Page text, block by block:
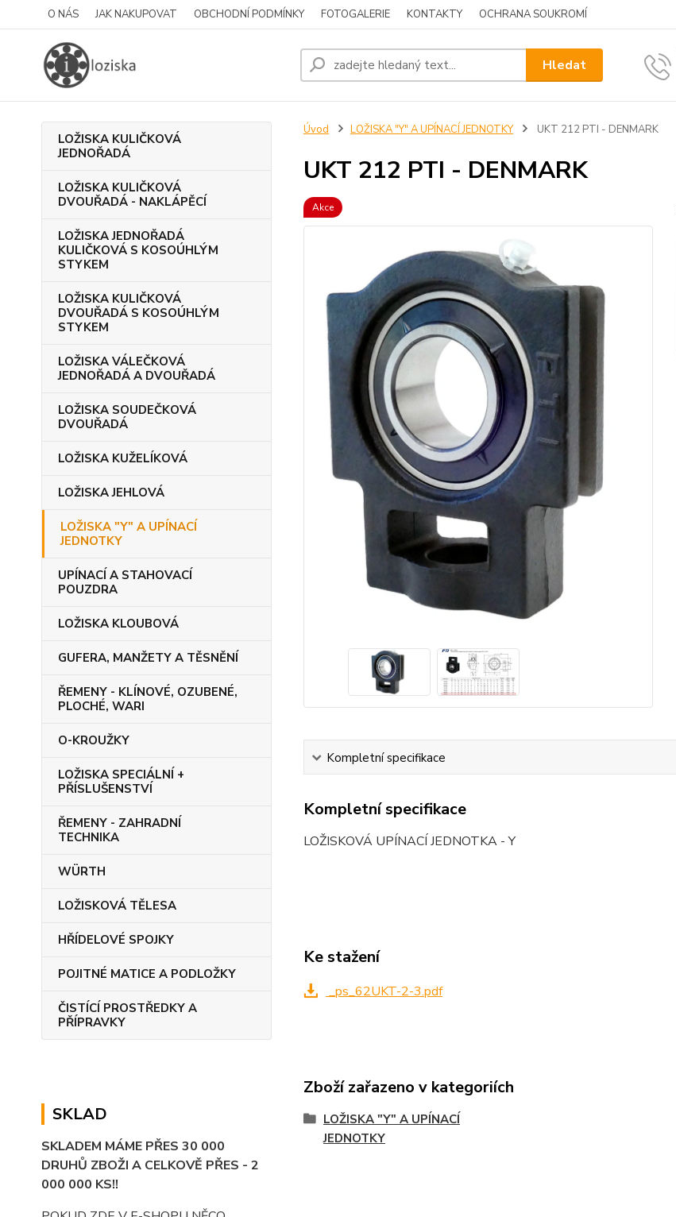
O NÁS JAK NAKUPOVAT OBCHODNÍ PODMÍNKY FOTOGALERIE KONTAKTY OCHRANA SOUKROMÍ
Hledat
LOŽISKA KULIČKOVÁ
JEDNOŘADÁ
LOŽISKA KULIČKOVÁ
DVOUŘADÁ - NAKLÁPĚCÍ
LOŽISKA JEDNOŘADÁ
KULIČKOVÁ S KOSOÚHLÝM
STYKEM
LOŽISKA KULIČKOVÁ
DVOUŘADÁ S KOSOÚHLÝM
STYKEM
LOŽISKA VÁLEČKOVÁ
JEDNOŘADÁ A DVOUŘADÁ
LOŽISKA SOUDEČKOVÁ
DVOUŘADÁ
LOŽISKA KUŽELÍKOVÁ
LOŽISKA JEHLOVÁ
LOŽISKA "Y" A UPÍNACÍ
JEDNOTKY
UPÍNACÍ A STAHOVACÍ
POUZDRA
LOŽISKA KLOUBOVÁ
GUFERA, MANŽETY A TĚSNĚNÍ
ŘEMENY - KLÍNOVÉ, OZUBENÉ,
PLOCHÉ, WARI
O-KROUŽKY
LOŽISKA SPECIÁLNÍ +
PŘÍSLUŠENSTVÍ
ŘEMENY - ZAHRADNÍ
TECHNIKA
WÜRTH
LOŽISKOVÁ TĚLESA
HŘÍDELOVÉ SPOJKY
POJITNÉ MATICE A PODLOŽKY
ČISTÍCÍ PROSTŘEDKY A
PŘÍPRAVKY
SKLAD
SKLADEM MÁME PŘES 30 000
DRUHŮ ZBOŽI A CELKOVĚ PŘES - 2
000 000 KS!!
Úvod LOŽISKA "Y" A UPÍNACÍ JEDNOTKY UKT 212 PTI - DENMARK
UKT 212 PTI - DENMARK
Akce
Kompletní specifikace
Kompletní specifikace
LOŽISKOVÁ UPÍNACÍ JEDNOTKA - Y
Ke stažení
_ps_62UKT-2-3.pdf
Zboží zařazeno v kategoriích
LOŽISKA "Y" A UPÍNACÍ
JEDNOTKY